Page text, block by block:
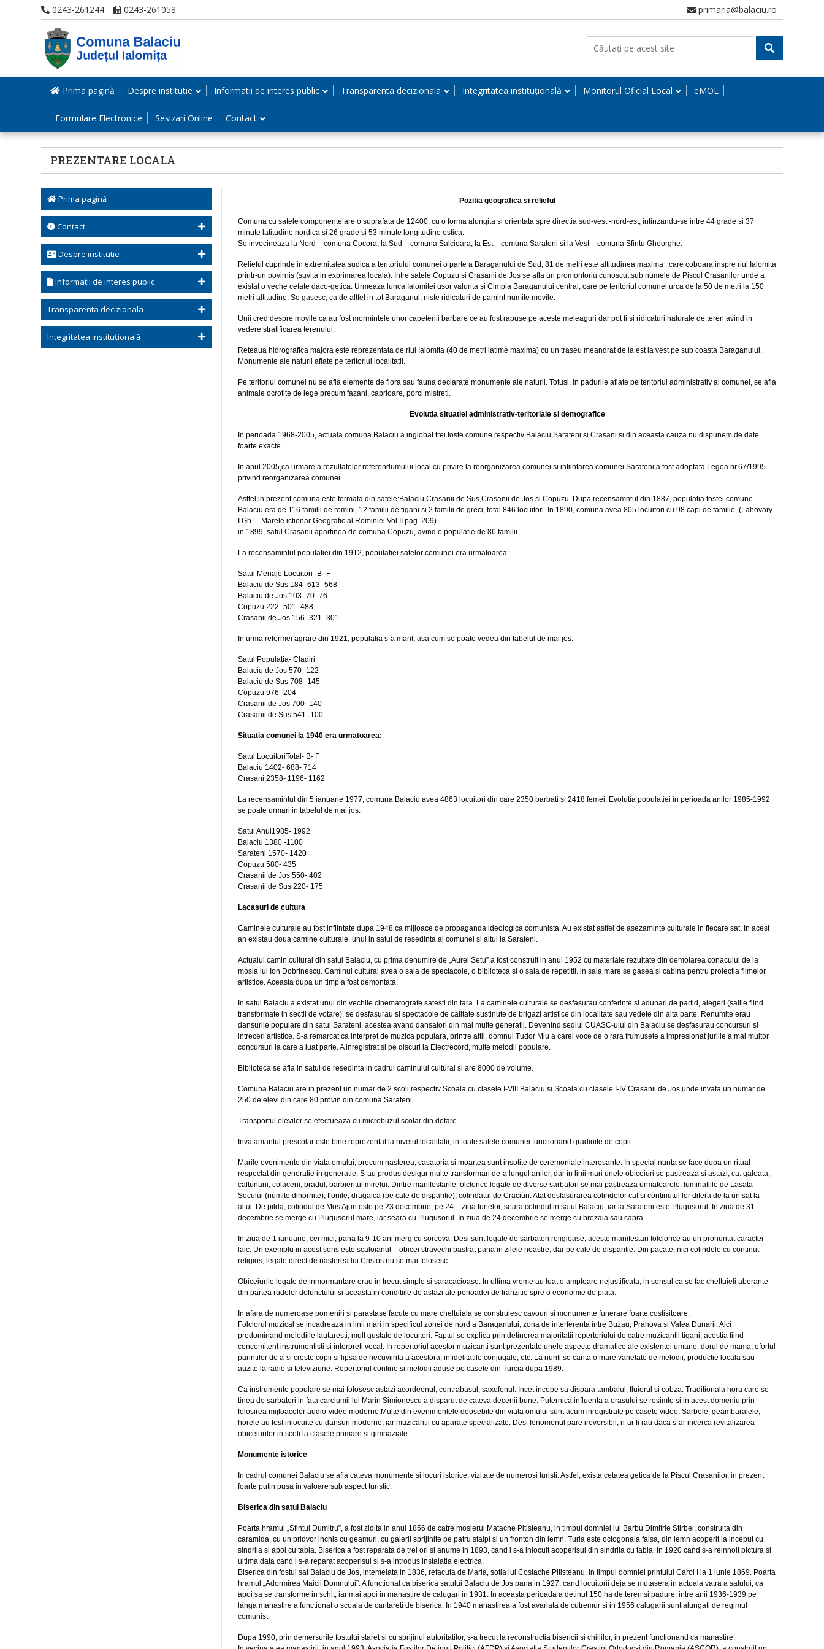
0243-261244 0243-261058 primaria@balaciu.ro
Prima pagină Despre institutie Informatii de interes public Transparenta decizionala Integritatea instituțională Monitorul Oficial Local eMOL
Formulare Electronice Sesizari Online Contact
PREZENTARE LOCALA
Prima pagină
Contact
Despre institutie
Informatii de interes public
Transparenta decizionala
Integritatea instituțională
Pozitia geografica si relieful
Comuna cu satele componente are o suprafata de 12400, cu o forma alungita si orientata spre directia sud-vest -nord-est, intinzandu-se intre 44 grade si 37
minute latitudine nordica si 26 grade si 53 minute longitudine estica.
Se invecineaza la Nord – comuna Cocora, la Sud – comuna Salcioara, la Est – comuna Sarateni si la Vest – comuna Sfintu Gheorghe.
Relieful cuprinde in extremitatea sudica a teritoriului comunei o parte a Baraganului de Sud; 81 de metri este altitudinea maxima , care coboara inspre riul Ialomita
printr-un povirnis (suvita in exprimarea locala). Intre satele Copuzu si Crasanii de Jos se afla un promontoriu cunoscut sub numele de Piscul Crasanilor unde a
existat o veche cetate daco-getica. Urmeaza lunca Ialomitei usor valurita si Cimpia Baraganului central, care pe teritoriul comunei urca de la 50 de metri la 150
metri altitudine. Se gasesc, ca de altfel in tot Baraganul, niste ridicaturi de pamint numite movile.
Unii cred despre movile ca au fost mormintele unor capetenii barbare ce au fost rapuse pe aceste meleaguri dar pot fi si ridicaturi naturale de teren avind in
vedere stratificarea terenului.
Reteaua hidrografica majora este reprezentata de riul Ialomita (40 de metri latime maxima) cu un traseu meandrat de la est la vest pe sub coasta Baraganului.
Monumente ale naturii aflate pe teritoriul localitatii.
Pe teritoriul comunei nu se afla elemente de flora sau fauna declarate monumente ale naturii. Totusi, in padurile aflate pe teritoriul administrativ al comunei, se afla
animale ocrotite de lege precum fazani, caprioare, porci mistreti.
Evolutia situatiei administrativ-teritoriale si demografice
In perioada 1968-2005, actuala comuna Balaciu a inglobat trei foste comune respectiv Balaciu,Sarateni si Crasani si din aceasta cauza nu dispunem de date
foarte exacte.
In anul 2005,ca urmare a rezultatelor referendumului local cu privire la reorganizarea comunei si infiintarea comunei Sarateni,a fost adoptata Legea nr.67/1995
privind reorganizarea comunei.
Astfel,in prezent comuna este formata din satele:Balaciu,Crasanii de Sus,Crasanii de Jos si Copuzu. Dupa recensamntul din 1887, populatia fostei comune
Balaciu era de 116 familii de romini, 12 familii de tigani si 2 familii de greci, total 846 locuitori. In 1890, comuna avea 805 locuitori cu 98 capi de familie. (Lahovary
I.Gh. – Marele ictionar Geografic al Rominiei Vol.II pag. 209)
in 1899, satul Crasanii apartinea de comuna Copuzu, avind o populatie de 86 familii.
La recensamintul populatiei din 1912, populatiei satelor comunei era urmatoarea:
Satul Menaje Locuitori- B- F
Balaciu de Sus 184- 613- 568
Balaciu de Jos 103 -70 -76
Copuzu 222 -501- 488
Crasanii de Jos 156 -321- 301
In urma reformei agrare din 1921, populatia s-a marit, asa cum se poate vedea din tabelul de mai jos:
Satul Populatia- Cladiri
Balaciu de Jos 570- 122
Balaciu de Sus 708- 145
Copuzu 976- 204
Crasanii de Jos 700 -140
Crasanii de Sus 541- 100
Situatia comunei la 1940 era urmatoarea:
Satul LocuitoriTotal- B- F
Balaciu 1402- 688- 714
Crasani 2358- 1196- 1162
La recensamintul din 5 ianuarie 1977, comuna Balaciu avea 4863 locuitori din care 2350 barbati si 2418 femei. Evolutia populatiei in perioada anilor 1985-1992
se poate urmari in tabelul de mai jos:
Satul Anul1985- 1992
Balaciu 1380 -1100
Sarateni 1570- 1420
Copuzu 580- 435
Crasanii de Jos 550- 402
Crasanii de Sus 220- 175
Lacasuri de cultura
Caminele culturale au fost infiintate dupa 1948 ca mijloace de propaganda ideologica comunista. Au existat astfel de asezaminte culturale in fiecare sat. In acest
an existau doua camine culturale, unul in satul de resedinta al comunei si altul la Sarateni.
Actualul camin cultural din satul Balaciu, cu prima denumire de „Aurel Setu” a fost construit in anul 1952 cu materiale rezultate din demolarea conacului de la
mosia lui Ion Dobrinescu. Caminul cultural avea o sala de spectacole, o biblioteca si o sala de repetitii. in sala mare se gasea si cabina pentru proiectia filmelor
artistice. Aceasta dupa un timp a fost demontata.
In satul Balaciu a existat unul din vechile cinematografe satesti din tara. La caminele culturale se desfasurau conferinte si adunari de partid, alegeri (salile fiind
transformate in sectii de votare), se desfasurau si spectacole de calitate sustinute de brigazi artistice din localitate sau vedete din alta parte. Renumite erau
dansurile populare din satul Sarateni, acestea avand dansatori din mai multe generatii. Devenind sediul CUASC-ului din Balaciu se desfasurau concursuri si
intreceri artistice. S-a remarcat ca interpret de muzica populara, printre altii, domnul Tudor Miu a carei voce de o rara frumusete a impresionat juriile a mai multor
concursuri la care a luat parte. A inregistrat si pe discuri la Electrecord, multe melodii populare.
Biblioteca se afla in satul de resedinta in cadrul caminului cultural si are 8000 de volume.
Comuna Balaciu are in prezent un numar de 2 scoli,respectiv Scoala cu clasele I-VIII Balaciu si Scoala cu clasele I-IV Crasanii de Jos,unde invata un numar de
250 de elevi,din care 80 provin din comuna Sarateni.
Transportul elevilor se efectueaza cu microbuzul scolar din dotare.
Invatamantul prescolar este bine reprezentat la nivelul localitatii, in toate satele comunei functionand gradinite de copii.
Marile evenimente din viata omului, precum nasterea, casatoria si moartea sunt insotite de ceremoniale interesante. In special nunta se face dupa un ritual
respectat din generatie in generatie. S-au produs desigur multe transformari de-a lungul anilor, dar in linii mari unele obiceiuri se pastreaza si astazi, ca: galeata,
caltunarii, colacerii, bradul, barbieritul mirelui. Dintre manifestarile folclorice legate de diverse sarbatori se mai pastreaza urmatoarele: luminatiile de Lasata
Secului (numite dihornite), floriile, dragaica (pe cale de disparitie), colindatul de Craciun. Atat desfasurarea colindelor cat si continutul lor difera de la un sat la
altul. De pilda, colindul de Mos Ajun este pe 23 decembrie, pe 24 – ziua turtelor, seara colindul in satul Balaciu, iar la Sarateni este Plugusorul. In ziua de 31
decembrie se merge cu Plugusorul mare, iar seara cu Plugusorul. In ziua de 24 decembrie se merge cu brezaia sau capra.
In ziua de 1 ianuarie, cei mici, pana la 9-10 ani merg cu sorcova. Desi sunt legate de sarbatori religioase, aceste manifestari folclorice au un pronuntat caracter
laic. Un exemplu in acest sens este scaloianul – obicei stravechi pastrat pana in zilele noastre, dar pe cale de disparitie. Din pacate, nici colindele cu continut
religios, legate direct de nasterea lui Cristos nu se mai folosesc.
Obiceiurile legate de inmormantare erau in trecut simple si saracacioase. In ultima vreme au luat o amploare nejustificata, in sensul ca se fac cheltuieli aberante
din partea rudelor defunctului si aceasta in conditiile de astazi ale perioadei de tranzitie spre o economie de piata.
In afara de numeroase pomeniri si parastase facute cu mare cheltuiala se construiesc cavouri si monumente funerare foarte costisitoare.
Folclorul muzical se incadreaza in linii mari in specificul zonei de nord a Baraganului; zona de interferenta intre Buzau, Prahova si Valea Dunarii. Aici
predominand melodiile lautaresti, mult gustate de locuitori. Faptul se explica prin detinerea majoritatii repertoriului de catre muzicantii tigani, acestia fiind
concomitent instrumentisti si interpreti vocal. In repertoriul acestor muzicanti sunt prezentate unele aspecte dramatice ale existentei umane: dorul de mama, efortul
parintilor de a-si creste copii si lipsa de necuviinta a acestora, infidelitatile conjugale, etc. La nunti se canta o mare varietate de melodii, productie locala sau
auzite la radio si televiziune. Repertoriul contine si melodii aduse pe casete din Turcia dupa 1989.
Ca instrumente populare se mai folosesc astazi acordeonul, contrabasul, saxofonul. Incet incepe sa dispara tambalul, fluierul si cobza. Traditionala hora care se
tinea de sarbatori in fata carciumii lui Marin Simionescu a disparut de cateva decenii bune. Puternica influenta a orasului se resimte si in acest domeniu prin
folosirea mijloacelor audio-video moderne.Multe din evenimentele deosebite din viata omului sunt acum inregistrate pe casete video. Sarbele, geambaralele,
horele au fost inlocuite cu dansuri moderne, iar muzicantii cu aparate specializate. Desi fenomenul pare ireversibil, n-ar fi rau daca s-ar incerca revitalizarea
obiceiurilor in scoli la clasele primare si gimnaziale.
Monumente istorice
In cadrul comunei Balaciu se afla cateva monumente si locuri istorice, vizitate de numerosi turisti. Astfel, exista cetatea getica de la Piscul Crasanilor, in prezent
foarte putin pusa in valoare sub aspect turistic.
Biserica din satul Balaciu
Poarta hramul „Sfintul Dumitru”, a fost zidita in anul 1856 de catre mosierul Matache Pitisteanu, in timpul domniei lui Barbu Dimitrie Stirbei, construita din
caramida, cu un pridvor inchis cu geamuri, cu galerii sprijinite pe patru stalpi si un fronton din lemn. Turla este octogonala falsa, din lemn acoperit la inceput cu
sindrila si apoi cu tabla. Biserica a fost reparata de trei ori si anume in 1893, cand i s-a inlocuit acoperisul din sindrila cu tabla, in 1920 cand s-a reinnoit pictura si
ultima data cand i s-a reparat acoperisul si s-a introdus instalatia electrica.
Biserica din fostul sat Balaciu de Jos, intemeiata in 1836, refacuta de Maria, sotia lui Costache Pitisteanu, in timpul domniei printului Carol I la 1 iunie 1869. Poarta
hramul „Adormirea Maicii Domnului”. A functionat ca biserica satului Balaciu de Jos pana in 1927, cand locuitorii deja se mutasera in actuala vatra a satului, ca
apoi sa se transforme in schit, iar mai apoi in manastire de calugari in 1931. In aceasta perioada a detinut 150 ha de teren si padure. intre anii 1936-1939 pe
langa manastire a functionat o scoala de cantareti de biserica. In 1940 manastirea a fost avariata de cutremur si in 1956 calugarii sunt alungati de regimul
comunist.
Dupa 1990, prin demersurile fostului staret si cu sprijinul autoritatilor, s-a trecut la reconstructia bisericii si chiliilor, in prezent functionand ca manastire.